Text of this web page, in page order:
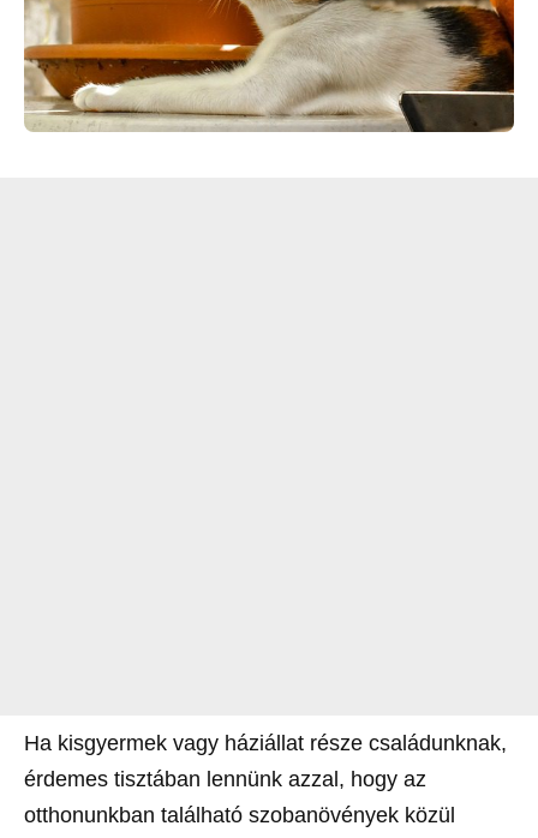
Ha kisgyermek vagy háziállat része családunknak,
érdemes tisztában lennünk azzal, hogy az
otthonunkban található szobanövények közül